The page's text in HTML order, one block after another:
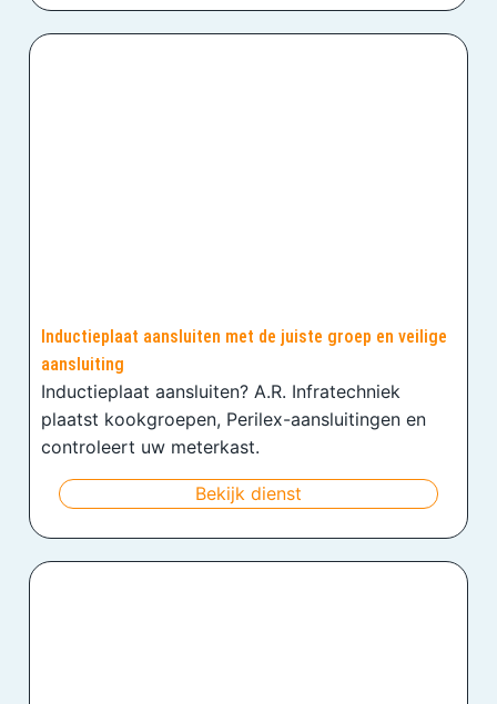
Inductieplaat aansluiten met de juiste groep en veilige
aansluiting
Inductieplaat aansluiten? A.R. Infratechniek
plaatst kookgroepen, Perilex-aansluitingen en
controleert uw meterkast.
Bekijk dienst